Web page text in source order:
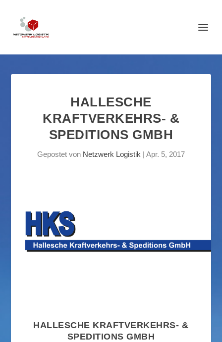
HALLESCHE
KRAFTVERKEHRS- &
SPEDITIONS GMBH
Gepostet von Netzwerk Logistik | Apr. 5, 2017
HALLESCHE KRAFTVERKEHRS- &
SPEDITIONS GMBH